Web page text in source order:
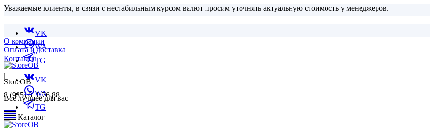
Уважаемые клиенты, в связи с нестабильным курсом валют просим уточнять актуальную стоимость у менеджеров.
VK
WA
TG
8 (985) 011-76-88
О компании
Оплата и доставка
Контакты
VK
WA
TG
StoreOB
Все лучшее для вас
Каталог